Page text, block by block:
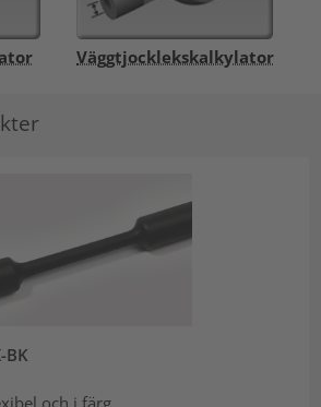
Väggtjocklekskalkylator
BK
och i färg